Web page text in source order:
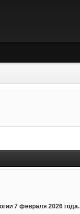
7 февраля 2026 года.